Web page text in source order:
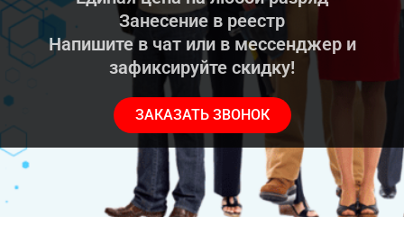
Занесение в реестр
Напишите в чат или в мессенджер и
зафиксируйте скидку!
ЗАКАЗАТЬ ЗВОНОК